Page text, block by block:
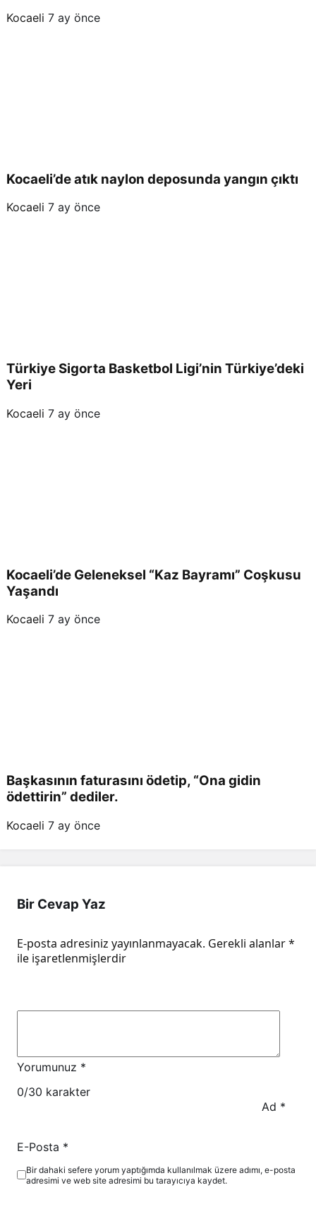
Kocaeli 7 ay önce
Kocaeli’de atık naylon deposunda yangın çıktı
Kocaeli 7 ay önce
Türkiye Sigorta Basketbol Ligi’nin Türkiye’deki
Yeri
Kocaeli 7 ay önce
Kocaeli’de Geleneksel “Kaz Bayramı” Coşkusu
Yaşandı
Kocaeli 7 ay önce
Başkasının faturasını ödetip, “Ona gidin
ödettirin” dediler.
Kocaeli 7 ay önce
Bir Cevap Yaz
E-posta adresiniz yayınlanmayacak. Gerekli alanlar*
ile işaretlenmişlerdir
Yorumunuz *
0/30 karakter
Ad *
E-Posta *
Bir dahaki sefere yorum yaptığımda kullanılmak üzere adımı, e-posta
adresimi ve web site adresimi bu tarayıcıya kaydet.